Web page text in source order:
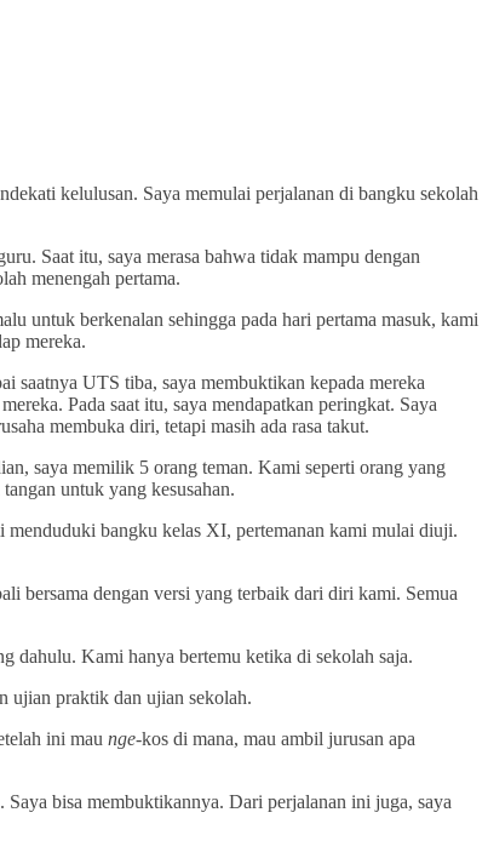
kelulusan. Saya memulai perjalanan di bangku sekolah
Saat itu, saya merasa bahwa tidak mampu dengan
menengah pertama.
untuk berkenalan sehingga pada hari pertama masuk, kami
mereka.
saatnya UTS tiba, saya membuktikan kepada mereka
Pada saat itu, saya mendapatkan peringkat. Saya
membuka diri, tetapi masih ada rasa takut.
saya memilik 5 orang teman. Kami seperti orang yang
untuk yang kesusahan.
menduduki bangku kelas XI, pertemanan kami mulai diuji.
bersama dengan versi yang terbaik dari diri kami. Semua
dahulu. Kami hanya bertemu ketika di sekolah saja.
ujian praktik dan ujian sekolah.
ini mau nge-kos di mana, mau ambil jurusan apa
bisa membuktikannya. Dari perjalanan ini juga, saya